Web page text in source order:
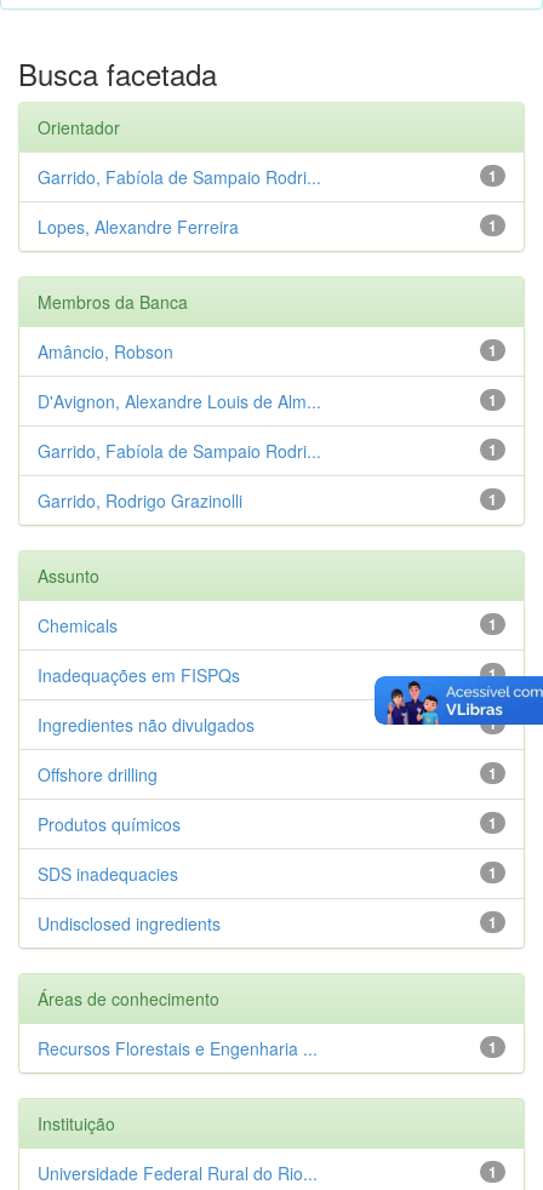
Busca facetada
Orientador
1
Garrido, Fabíola de Sampaio Rodri...
1
Lopes, Alexandre Ferreira
Membros da Banca
1
Amâncio, Robson
1
D'Avignon, Alexandre Louis de Alm...
1
Garrido, Fabíola de Sampaio Rodri...
1
Garrido, Rodrigo Grazinolli
Assunto
1
Chemicals
1
Inadequações em FISPQs
1
Ingredientes não divulgados
1
Offshore drilling
1
Produtos químicos
1
SDS inadequacies
1
Undisclosed ingredients
Áreas de conhecimento
1
Recursos Florestais e Engenharia ...
Instituição
1
Universidade Federal Rural do Rio...